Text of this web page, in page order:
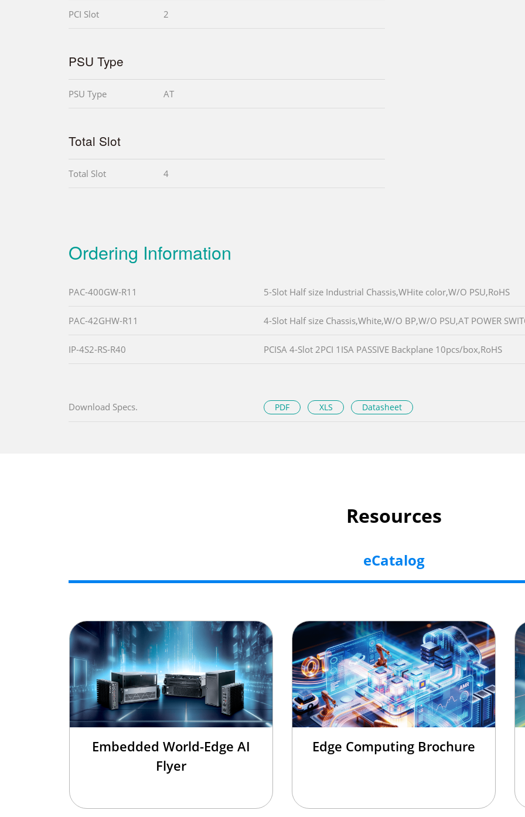
PCI Slot 2
PSU Type
PSU Type AT
Total Slot
Total Slot 4
Ordering Information
PAC-400GW-R11 5-Slot Half size Industrial Chassis,WHite color,W/O PSU,RoHS
PAC-42GHW-R11 4-Slot Half size Chassis,White,W/O BP,W/O PSU,AT POWER
IP-4S2-RS-R40 PCISA 4-Slot 2PCI 1ISA PASSIVE Backplane 10pcs/box,RoHS
Download Specs. PDF XLS Datasheet
Resources
eCatalog
Embedded World-Edge AI
Flyer
Edge Computing Brochure